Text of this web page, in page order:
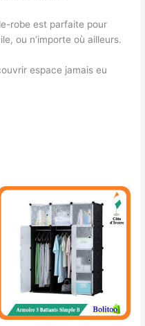
robe est parfaite pour
ou n’importe où ailleurs.
espace jamais eu